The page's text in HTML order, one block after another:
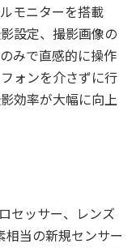
モニターを搭載
設定、撮影画像の
みで直感的に操作
ォンを介さずに行
効率が大幅に向上
セッサー、レンズ
相当の新規センサー